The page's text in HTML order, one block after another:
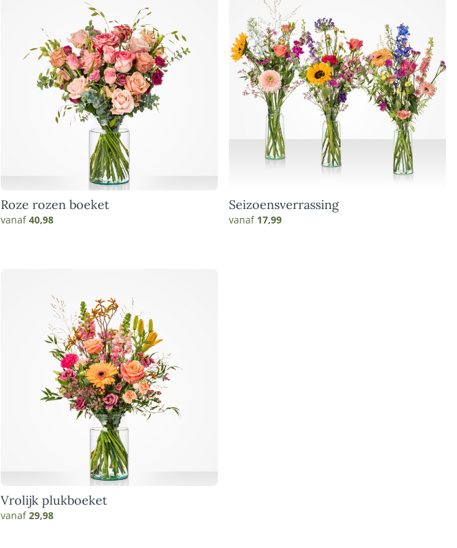
Roze rozen boeket
vanaf40,98
Seizoensverrassing
vanaf 17,99
Vrolijk plukboeket
vanaf29,98